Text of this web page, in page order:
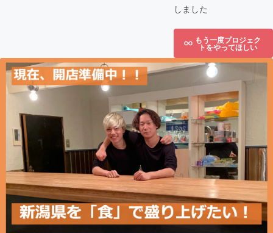
しました
もう一度プロジェク
トをやってほしい